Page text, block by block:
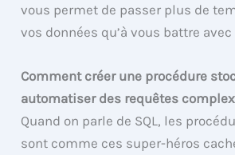
vous permet de passer plus de
vos données qu’à vous battre avec
Comment créer une procédure
automatiser des requêtes
Quand on parle de SQL, les
sont comme ces super-héros